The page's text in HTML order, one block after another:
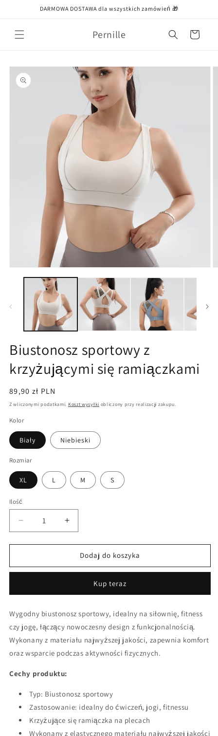
DARMOWA DOSTAWA dla wszystkich zamówień 🎁
Pernille Koszyk
informacji
multimedia
modalnym
Biustonosz sportowy z
krzyżującymi się ramiączkami
Cena
regularna
89,90 zł PLN
Z wliczonymi podatkami. Koszt wysyłki obliczony przy realizacji zakupu.
Kolor
Biały Niebieski
Rozmiar
XL L M S
Ilość
Zmniejsz
ilość
dla
sportowy
się
Zwiększ
ilość
dla
Biustonosz
sportowy
krzyżującymi
się
Dodaj do koszyka
Kup teraz
Wygodny biustonosz sportowy, idealny na siłownię, fitness
czy jogę, łączący nowoczesny design z funkcjonalnością.
Wykonany z materiału najwyższej jakości, zapewnia komfort
oraz wsparcie podczas aktywności fizycznych.
Cechy produktu:
Typ: Biustonosz sportowy
Zastosowanie: idealny do ćwiczeń, jogi, fitnessu
Krzyżujące się ramiączka na plecach
Wykonany z elastycznego materiału najwyższej jakości